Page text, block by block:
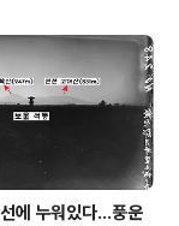
에 누워있다…풍운